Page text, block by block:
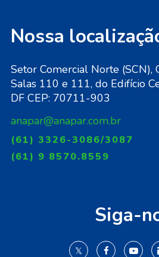
Nossa
Setor Comercial Norte (SCN),
Salas 110 e 111, do Edifício
DF CEP: 70711-903
anapar@anapar.com.br
(61) 3326-3086/3087
(61) 9 8570.8559
Siga-